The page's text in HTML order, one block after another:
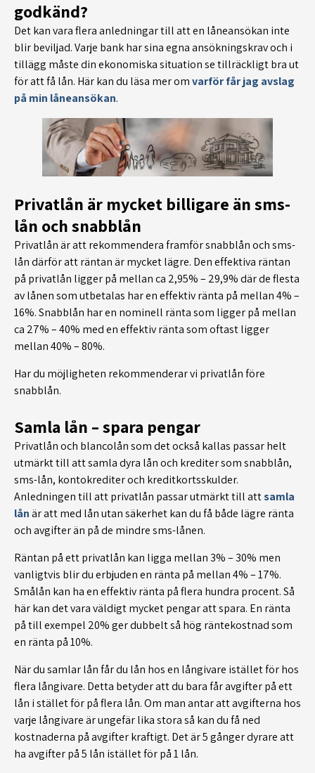
godkänd?
Det kan vara flera anledningar till att en låneansökan inte
blir beviljad. Varje bank har sina egna ansökningskrav och i
tillägg måste din ekonomiska situation se tillräckligt bra ut
för att få lån. Här kan du läsa mer omvarför får jag avslag
på min låneansökan.
Privatlån är mycket billigare än sms-
lån och snabblån
Privatlån är att rekommendera framför snabblån och sms-
lån därför att räntan är mycket lägre. Den effektiva räntan
på privatlån ligger på mellan ca 2,95% – 29,9% där de flesta
av lånen som utbetalas har en effektiv ränta på mellan 4% –
16%. Snabblån har en nominell ränta som ligger på mellan
ca 27% – 40% med en effektiv ränta som oftast ligger
mellan 40% – 80%.
Har du möjligheten rekommenderar vi privatlån före
snabblån.
Samla lån – spara pengar
Privatlån och blancolån som det också kallas passar helt
utmärkt till att samla dyra lån och krediter som snabblån,
sms-lån, kontokrediter och kreditkortsskulder.
Anledningen till att privatlån passar utmärkt till attsamla
lånär att med lån utan säkerhet kan du få både lägre ränta
och avgifter än på de mindre sms-lånen.
Räntan på ett privatlån kan ligga mellan 3% – 30% men
vanligtvis blir du erbjuden en ränta på mellan 4% – 17%.
Smålån kan ha en effektiv ränta på flera hundra procent. Så
här kan det vara väldigt mycket pengar att spara. En ränta
på till exempel 20% ger dubbelt så hög räntekostnad som
en ränta på 10%.
När du samlar lån får du lån hos en långivare istället för hos
flera långivare. Detta betyder att du bara får avgifter på ett
lån i stället för på flera lån. Om man antar att avgifterna hos
varje långivare är ungefär lika stora så kan du få ned
kostnaderna på avgifter kraftigt. Det är 5 gånger dyrare att
ha avgifter på 5 lån istället för på 1 lån.